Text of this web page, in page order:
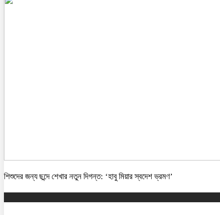
শিশুদের জন্য ছন্দে শেখার নতুন দিগন্ত: ‘হাবু মিয়ার স্বদেশ ভ্রমণ’